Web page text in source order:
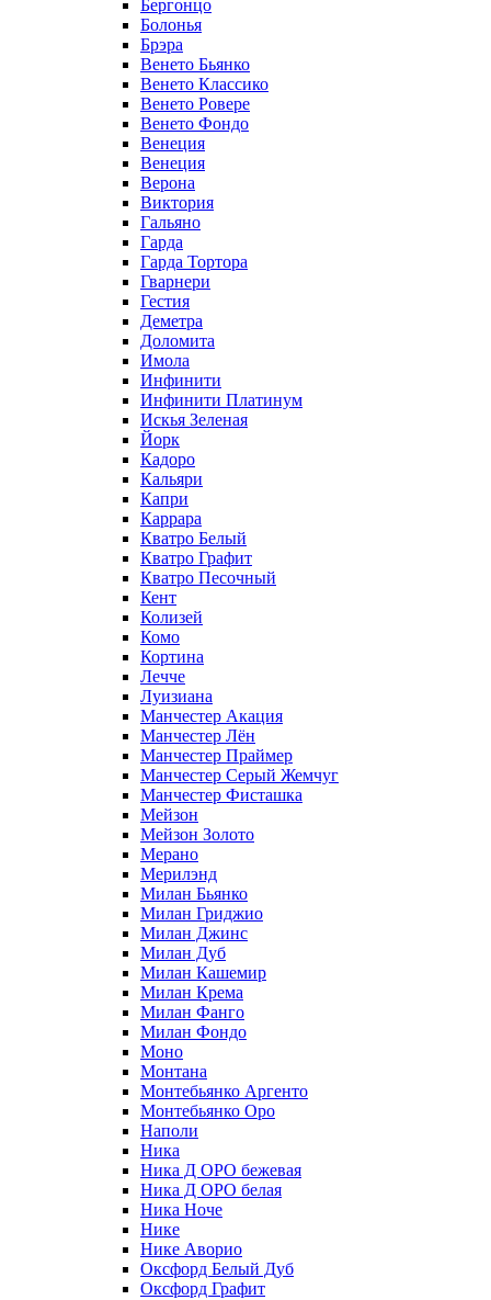
Бергонцо
Болонья
Брэра
Венето Бьянко
Венето Классико
Венето Ровере
Венето Фондо
Венеция
Венеция
Верона
Виктория
Гальяно
Гарда
Гарда Тортора
Гварнери
Гестия
Деметра
Доломита
Имола
Инфинити
Инфинити Платинум
Искья Зеленая
Йорк
Кадоро
Кальяри
Капри
Каррара
Кватро Белый
Кватро Графит
Кватро Песочный
Кент
Колизей
Комо
Кортина
Лечче
Луизиана
Манчестер Акация
Манчестер Лён
Манчестер Праймер
Манчестер Серый Жемчуг
Манчестер Фисташка
Мейзон
Мейзон Золото
Мерано
Мерилэнд
Милан Бьянко
Милан Гриджио
Милан Джинс
Милан Дуб
Милан Кашемир
Милан Крема
Милан Фанго
Милан Фондо
Моно
Монтана
Монтебьянко Аргенто
Монтебьянко Оро
Наполи
Ника
Ника Д ОРО бежевая
Ника Д ОРО белая
Ника Ноче
Нике
Нике Аворио
Оксфорд Белый Дуб
Оксфорд Графит